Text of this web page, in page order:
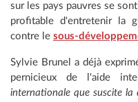
sur les pays pauvres se
profitable d'entretenir la
contre le sous-
Sylvie Brunel a déjà
pernicieux de l'aide
internationale que suscite la